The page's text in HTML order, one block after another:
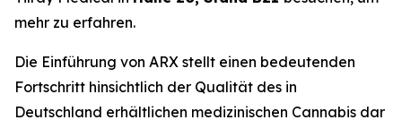
mehr zu erfahren.
Die Einführung von ARX stellt einen bedeutenden
Fortschritt hinsichtlich der Qualität des in
Deutschland erhältlichen medizinischen Cannabis dar